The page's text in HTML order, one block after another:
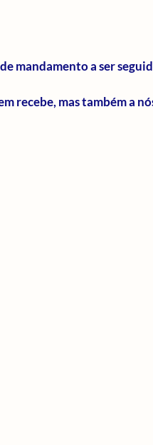
mandamento a ser
recebe, mas também a